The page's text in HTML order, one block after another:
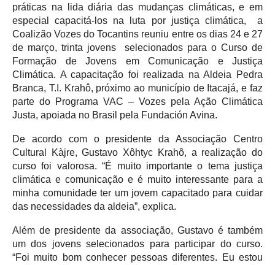
práticas na lida diária das mudanças climáticas, e em
especial capacitá-los na luta por justiça climática, a
Coalizão Vozes do Tocantins reuniu entre os dias 24 e 27
de março, trinta jovens selecionados para o Curso de
Formação de Jovens em Comunicação e Justiça
Climática. A capacitação foi realizada na Aldeia Pedra
Branca, T.I. Krahô, próximo ao município de Itacajá, e faz
parte do Programa VAC – Vozes pela Ação Climática
Justa, apoiada no Brasil pela Fundación Avina.
De acordo com o presidente da Associação Centro
Cultural Kàjre, Gustavo Xôhtyc Krahô, a realização do
curso foi valorosa. “É muito importante o tema justiça
climática e comunicação e é muito interessante para a
minha comunidade ter um jovem capacitado para cuidar
das necessidades da aldeia”, explica.
Além de presidente da associação, Gustavo é também
um dos jovens selecionados para participar do curso.
“Foi muito bom conhecer pessoas diferentes. Eu estou